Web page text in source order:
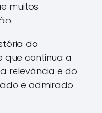
muitos
do
que continua a
relevância e do
e admirado